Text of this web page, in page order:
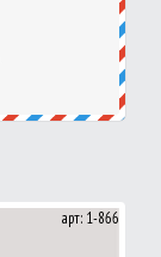
арт: 1-866